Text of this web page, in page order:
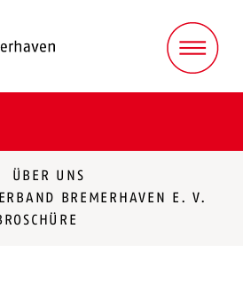
ÜBER UNS
BREMERHAVEN E. V.